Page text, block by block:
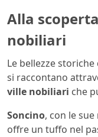
Alla
nobiliari
Le bellezze
si raccontano
ville nobiliari che
Soncino, con le
offre un tuffo nel